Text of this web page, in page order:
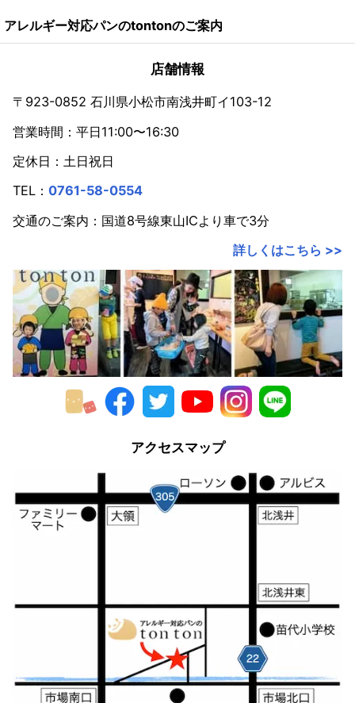
アレルギー対応パンのtontonのご案内
店舗情報
〒923-0852 石川県小松市南浅井町イ103-12
営業時間：平日11:00〜16:30
定休日：土日祝日
TEL： 0761-58-0554
交通のご案内：国道8号線東山ICより車で3分
詳しくはこちら >>
アクセスマップ